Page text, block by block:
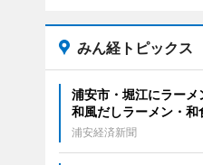
みん経トピックス
浦安市・堀江にラーメ
和風だしラーメン・和
浦安経済新聞